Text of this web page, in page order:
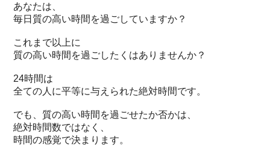
あなたは、
毎日質の高い時間を過ごしていますか？
これまで以上に
質の高い時間を過ごしたくはありませんか？
24時間は
全ての人に平等に与えられた絶対時間です。
でも、質の高い時間を過ごせたか否かは、
絶対時間数ではなく、
時間の感覚で決まります。